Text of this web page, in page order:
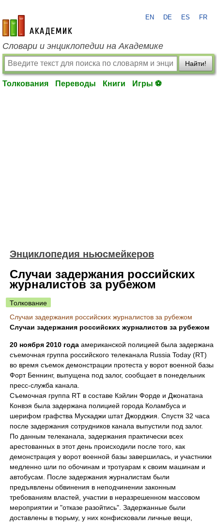
academic.ru
EN DE ES FR
Словари и энциклопедии на Академике
Найти!
Толкования Переводы Книги Игры ⚽
Энциклопедия ньюсмейкеров
Случаи задержания российских
журналистов за рубежом
Толкование
Случаи задержания российских журналистов за рубежом
Случаи задержания российских журналистов за рубежом
20 ноября 2010 года американской полицией была задержана
съемочная группа российского телеканала Russia Today (RT)
во время съемок демонстрации протеста у ворот военной базы
Форт Беннинг, выпущена под залог, сообщает в понедельник
пресс-служба канала.
Съемочная группа RT в составе Кэйлин Форде и Джонатана
Конвэя была задержана полицией города Коламбуса и
шерифом графства Мускаджи штат Джорджия. Спустя 32 часа
после задержания сотрудников канала выпустили под залог.
По данным телеканала, задержания практически всех
арестованных в этот день происходили после того, как
демонстрация у ворот военной базы завершилась, и участники
медленно шли по обочинам и тротуарам к своим машинам и
автобусам. После задержания журналистам были
предъявлены обвинения в неподчинении законным
требованиям властей, участии в неразрешенном массовом
мероприятии и "отказе разойтись". Задержанные были
доставлены в тюрьму, у них конфисковали личные вещи,